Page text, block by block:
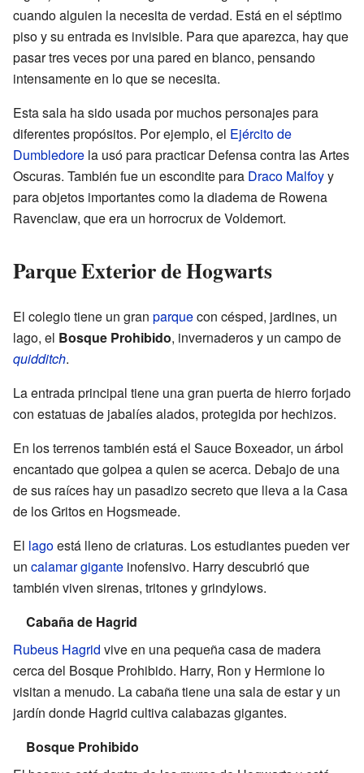
cuando alguien la necesita de verdad. Está en el séptimo
piso y su entrada es invisible. Para que aparezca, hay que
pasar tres veces por una pared en blanco, pensando
intensamente en lo que se necesita.
Esta sala ha sido usada por muchos personajes para
diferentes propósitos. Por ejemplo, el Ejército de
Dumbledore la usó para practicar Defensa contra las Artes
Oscuras. También fue un escondite para Draco Malfoyy
para objetos importantes como la diadema de Rowena
Ravenclaw, que era un horrocrux de Voldemort.
Parque Exterior de Hogwarts
El colegio tiene un gran parquecon césped, jardines, un
lago, el Bosque Prohibido, invernaderos y un campo de
quidditch.
La entrada principal tiene una gran puerta de hierro forjado
con estatuas de jabalíes alados, protegida por hechizos.
En los terrenos también está el Sauce Boxeador, un árbol
encantado que golpea a quien se acerca. Debajo de una
de sus raíces hay un pasadizo secreto que lleva a la Casa
de los Gritos en Hogsmeade.
El lagoestá lleno de criaturas. Los estudiantes pueden ver
un calamar gigante inofensivo. Harry descubrió que
también viven sirenas, tritones y grindylows.
Cabaña de Hagrid
Rubeus Hagrid vive en una pequeña casa de madera
cerca del Bosque Prohibido. Harry, Ron y Hermione lo
visitan a menudo. La cabaña tiene una sala de estar y un
jardín donde Hagrid cultiva calabazas gigantes.
Bosque Prohibido